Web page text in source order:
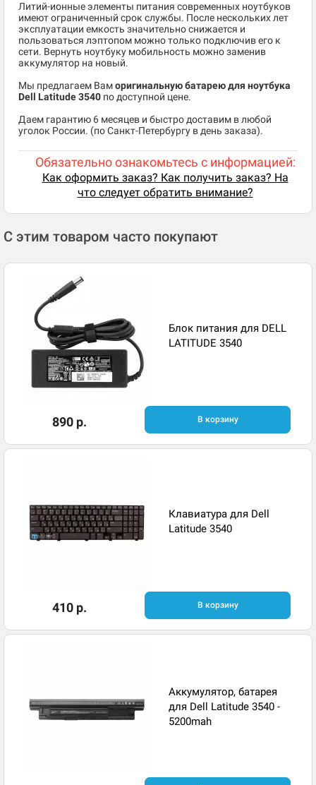
Литий-ионные элементы питания современных ноутбуков
имеют ограниченный срок службы. После нескольких лет
эксплуатации емкость значительно снижается и
пользоваться лэптопом можно только подключив его к
сети. Вернуть ноутбуку мобильность можно заменив
аккумулятор на новый.
Мы предлагаем Ваморигинальную батарею для ноутбука
Dell Latitude 3540 по доступной цене.
Даем гарантию 6 месяцев и быстро доставим в любой
уголок России. (по Санкт-Петербургу в день заказа).
Обязательно ознакомьтесь с информацией:
Как оформить заказ? Как получить заказ? На
что следует обратить внимание?
С этим товаром часто покупают
Блок питания для DELL
LATITUDE 3540
890 р. В корзину
Клавиатура для Dell
Latitude 3540
410 р. В корзину
Аккумулятор, батарея
для Dell Latitude 3540 -
5200mah